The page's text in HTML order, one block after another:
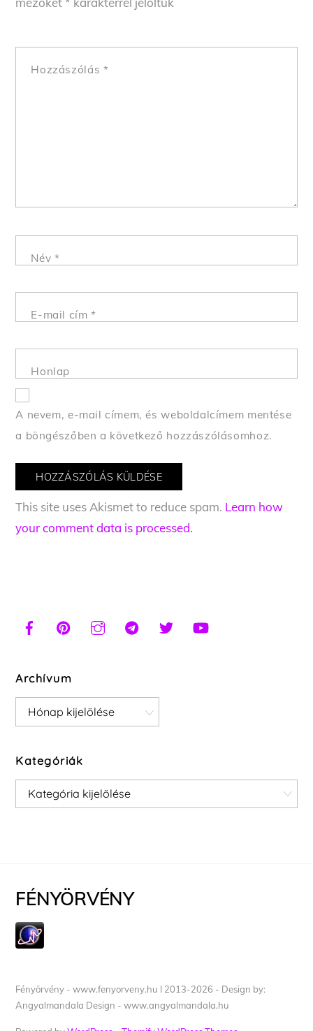
Hozzászólás *
Név *
E-mail cím*
Honlap
A nevem, e-mail címem, és weboldalcímem mentése
a böngészőben a következő hozzászólásomhoz.
This site uses Akismet to reduce spam. Learn how
your comment data is processed.
Archívum
Archívum
Kategóriák
Kategóriák
FÉNYÖRVÉNY
Fényörvény - www.fenyorveny.hu I 2013-2026 - Design by:
Angyalmandala Design - www.angyalmandala.hu